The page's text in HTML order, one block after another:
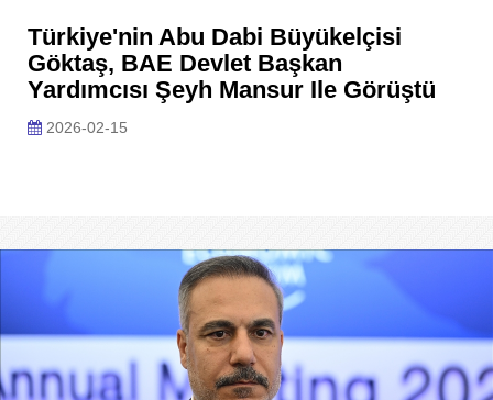
Türkiye'nin Abu Dabi Büyükelçisi
Göktaş, BAE Devlet Başkan
Yardımcısı Şeyh Mansur Ile Görüştü
2026-02-15